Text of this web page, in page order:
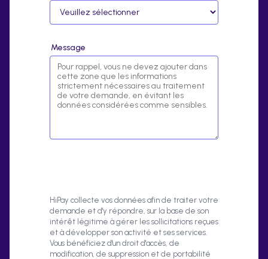
Message
HiPay collecte vos données afin de traiter votre
demande et d'y répondre, sur la base de son
intérêt légitime à gérer les sollicitations reçues
et à développer son activité et ses services.
Vous bénéficiez d'un droit d'accès, de
modification, de suppression et de portabilité